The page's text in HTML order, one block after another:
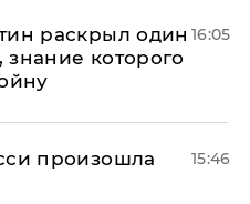
раскрыл один
знание которого
16:05
произошла
15:46